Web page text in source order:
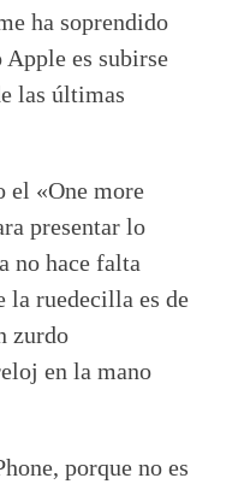
ha soprendido
es subirse
las últimas
el «One more
presentar lo
no hace falta
la ruedecilla es de
zurdo
en la mano
porque no es